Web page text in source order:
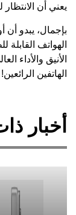
يعني أن
الهواتف
الأنيق والأداء
الهاتفين الرائعين!
أخبار